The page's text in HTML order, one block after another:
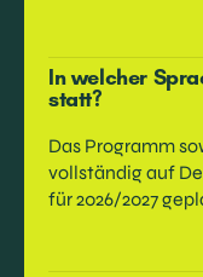
In welcher
statt?
Das Programm
vollständig auf
für 2026/2027